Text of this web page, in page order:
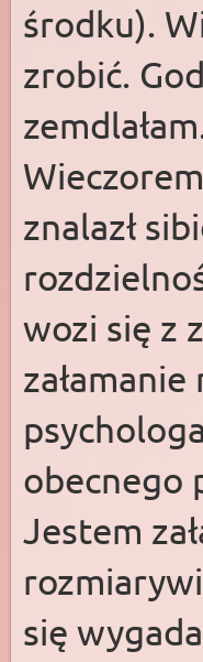
środku).
zrobić.
znalazł
wozi się z
obecnego
Jestem
się